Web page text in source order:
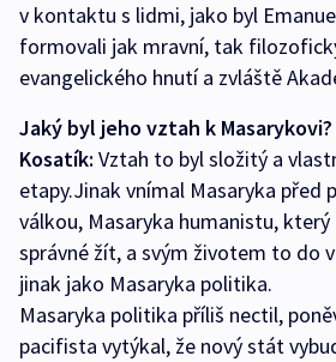
v kontaktu s lidmi, jako byl
formovali jak mravní, tak
evangelického hnutí a zvláště
Jaký byl jeho vztah k Masarykovi?
Kosatík: Vztah to byl složitý a
etapy.Jinak vnímal Masaryka před
válkou, Masaryka humanistu,
správné žít, a svým životem to do
jinak jako Masaryka politika.
Masaryka politika příliš nectil,
pacifista vytýkal, že nový stát